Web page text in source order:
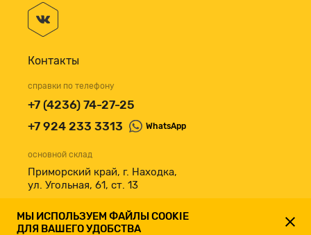
Контакты
справки по телефону
+7 (4236) 74-27-25
+7 924 233 3313
WhatsApp
основной склад
Приморский край, г. Находка,
ул. Угольная, 61, ст. 13
принимаем к оплате
МЫ ИСПОЛЬЗУЕМ ФАЙЛЫ COOKIE
ДЛЯ ВАШЕГО УДОБСТВА